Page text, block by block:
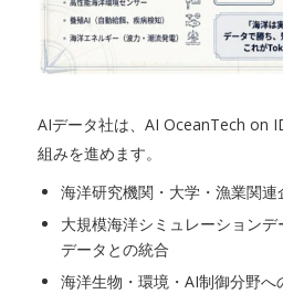
AIデータ社は、AI OceanTech on
組みを進めます。
海洋研究機関・大学・漁業関
大規模海洋シミュレーション
データとの統合
海洋生物・環境・AI制御分野へ